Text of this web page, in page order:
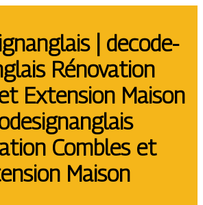
| decode­
Rénovation
Extension Maison
Combles et
Maison